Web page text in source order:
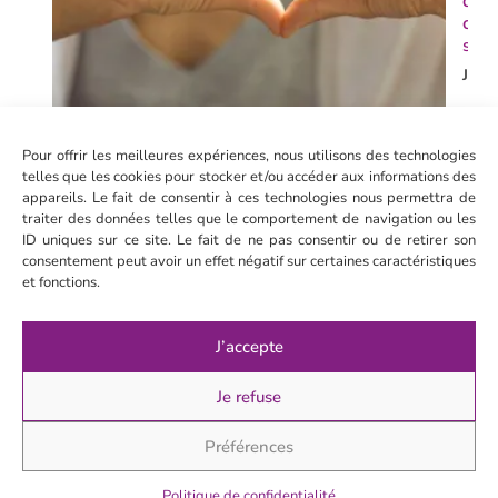
Pour offrir les meilleures expériences, nous utilisons des technologies
telles que les cookies pour stocker et/ou accéder aux informations des
appareils. Le fait de consentir à ces technologies nous permettra de
traiter des données telles que le comportement de navigation ou les
ID uniques sur ce site. Le fait de ne pas consentir ou de retirer son
consentement peut avoir un effet négatif sur certaines caractéristiques
et fonctions.
J’accepte
Je refuse
Préférences
son
Je